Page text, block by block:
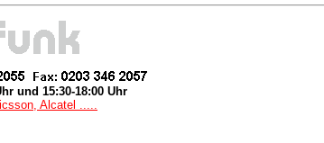
und 15:30-18:00 Uhr
Alcatel .....